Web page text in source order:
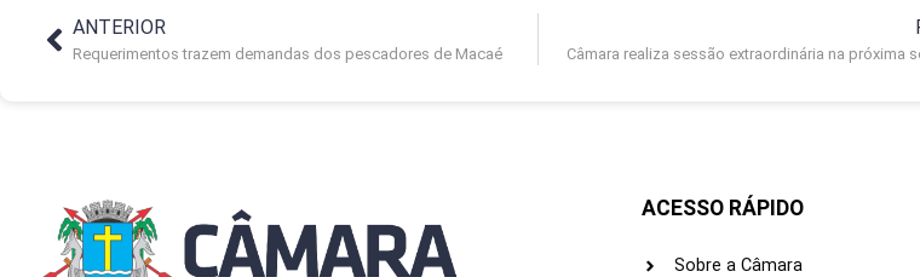
ANTERIOR
Requerimentos trazem demandas dos pescadores de Macaé Câmara realiza sessão extraordinária na próxima
ACESSO RÁPIDO
Sobre a Câmara